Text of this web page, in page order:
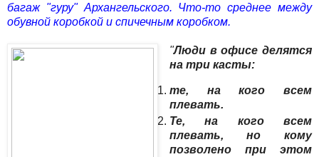
багаж "гуру" Архангельского. Что-то среднее между
обувной коробкой и спичечным коробком.
"Люди в офисе делятся
на три касты:
те, на кого всем
плевать.
Те, на кого всем
плевать, но кому
позволено при этом